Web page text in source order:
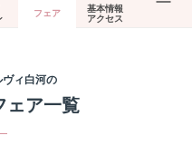
フェア 基本情報
アクセス
ィ白河の
ェア一覧